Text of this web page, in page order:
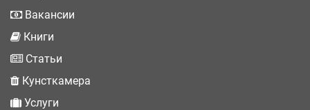
Вакансии
Книги
Статьи
Кунсткамера
Услуги